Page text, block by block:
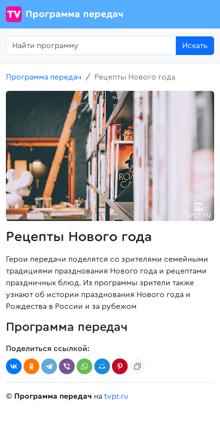
Программа передач
Искать
Программа передач Рецепты Нового года
Рецепты Нового года
Герои передачи поделятся со зрителями семейными
традициями празднования Нового года и рецептами
праздничных блюд. Из программы зрители также
узнают об истории празднования Нового года и
Рождества в России и за рубежом
Программа передач
Поделиться ссылкой:
© Программа передач на tvpr.ru